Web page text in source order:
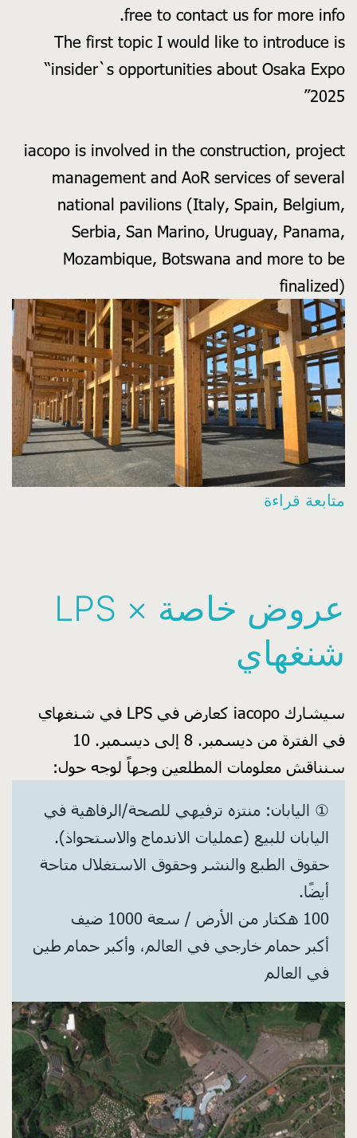
free to contact us for more info.
The first topic I would like to introduce is
“insider`s opportunities about Osaka Expo
2025”
iacopo is involved in the construction, project
management and AoR services of several
national pavilions (Italy, Spain, Belgium,
Serbia, San Marino, Uruguay, Panama,
Mozambique, Botswana and more to be
finalized)
متابعة قراءة
deals
عروض خاصة × LPS
شنغهاي
سيشارك iacopo كعارض في LPS في شنغهاي
في الفترة من ديسمبر. 8 إلى ديسمبر. 10
سنناقش معلومات المطلعين وجهاً لوجه حول:
① اليابان: منتزه ترفيهي للصحة/الرفاهية في
اليابان للبيع (عمليات الاندماج والاستحواذ).
حقوق الطبع والنشر وحقوق الاستغلال متاحة
أيضًا.
100 هكتار من الأرض / سعة 1000 ضيف
أكبر حمام خارجي في العالم، وأكبر حمام طين
في العالم